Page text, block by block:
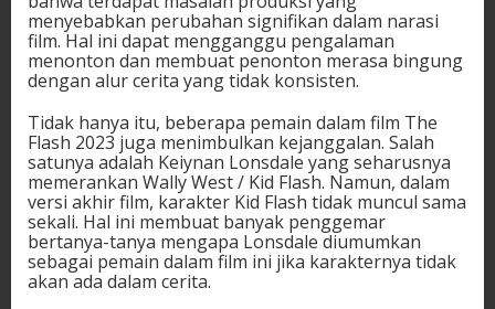
menyebabkan perubahan signifikan dalam narasi
film. Hal ini dapat mengganggu pengalaman
menonton dan membuat penonton merasa bingung
dengan alur cerita yang tidak konsisten.
Tidak hanya itu, beberapa pemain dalam film The
Flash 2023 juga menimbulkan kejanggalan. Salah
satunya adalah Keiynan Lonsdale yang seharusnya
memerankan Wally West / Kid Flash. Namun, dalam
versi akhir film, karakter Kid Flash tidak muncul sama
sekali. Hal ini membuat banyak penggemar
bertanya-tanya mengapa Lonsdale diumumkan
sebagai pemain dalam film ini jika karakternya tidak
akan ada dalam cerita.